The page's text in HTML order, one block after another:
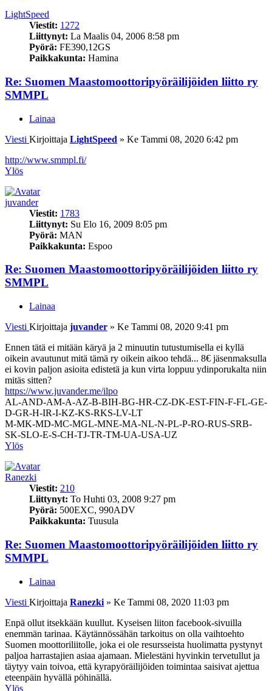
LightSpeed
Viestit: 1272
Liittynyt: La Maalis 04, 2006 8:58 pm
Pyörä: FE390,12GS
Paikkakunta: Hamina
Re: Suomen Maastomoottoripyöräilijöiden liitto ry
SMMPL
Lainaa
Viesti Kirjoittaja LightSpeed » Ke Tammi 08, 2020 6:42 pm
http://www.smmpl.fi/
Ylös
juvander
Viestit: 1783
Liittynyt: Su Elo 16, 2009 8:05 pm
Pyörä: MAN
Paikkakunta: Espoo
Re: Suomen Maastomoottoripyöräilijöiden liitto ry
SMMPL
Lainaa
Viesti Kirjoittaja juvander » Ke Tammi 08, 2020 9:41 pm
Ennen tätä ei mitään käryä ja 2 minuutin tutustumisella ei kyllä
oikein avautunut mitä tämä ry oikein aikoo tehdä... 8€ jäsenmaksulla
ei kovin paljon asioita edistetä ja kun virta loppuu ydinporukalta niin
mitäs sitten?
https://www.juvander.me/ilpo
AL-AND-AM-A-AZ-B-BIH-BG-HR-CZ-DK-EST-FIN-F-FL-GE-
D-GR-H-IR-I-KZ-KS-RKS-LV-LT
M-MK-MD-MC-MGL-MNE-MA-NL-N-PL-P-RO-RUS-SRB-
SK-SLO-E-S-CH-TJ-TR-TM-UA-USA-UZ
Ylös
Ranezki
Viestit: 210
Liittynyt: To Huhti 03, 2008 9:27 pm
Pyörä: 500EXC, 990ADV
Paikkakunta: Tuusula
Re: Suomen Maastomoottoripyöräilijöiden liitto ry
SMMPL
Lainaa
Viesti Kirjoittaja Ranezki » Ke Tammi 08, 2020 11:03 pm
Enpä ollut itsekkään kuullut. Kyseisen liiton facebook-sivuilla
enemmän tarinaa. Käytännössähän tarkoitus on olla vaihtoehto
Suomen moottoriliitolle, joka ei ole resursseista huolimatta pystynyt
paljoa harrastajien asiaa ajamaan. Mielestäni hyvinkin tervetullut ja
täytyy vain toivoa, että kyrapyöräilijöiden toimintaa saisivat ajettua
eteenpäin hyvällä pöhinällä.
Ylös